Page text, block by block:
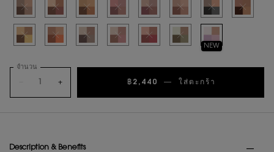
Selected
สินค้าหมดแล้วค่ะ
Selected
สินค้าหมดแล้วค่ะ
Selected
สินค้าหมดแล้วค่ะ
Selected
สินค้าหมดแล้วค่ะ
Selected
สินค้าหมดแล้วค่ะ
Selected
สินค้าหมดแล้วค่ะ
Selected
สินค้าหมดแล้วค่ะ
Selected
สินค้าหมด
Selected
สินค้าหมดแล้วค่ะ
Selected
สินค้าหมดแล้วค่ะ
Selected
สินค้าหมดแล้วค่ะ
Selected
สินค้าหมดแล้วค่ะ
Selected
สินค้าหมดแล้วค่ะ
Selected
สินค้าหมดแล้วค่ะ
NEW
จำนวน
+ ฿2,440 ― ใส่ตะกร้า
Description & Benefits